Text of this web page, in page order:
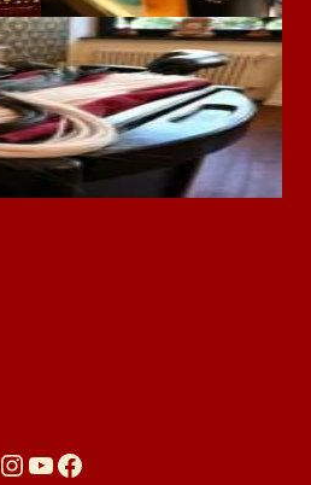
Instagram
YouTube
Facebook